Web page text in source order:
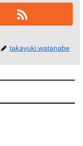
takayuki.watanabe